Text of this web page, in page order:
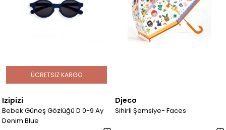
Izipizi
Bebek Güneş Gözlüğü D 0-9 Ay
Denim Blue
ÜCRETSIZ KARGO
Djeco
Sihirli Şemsiye- Faces